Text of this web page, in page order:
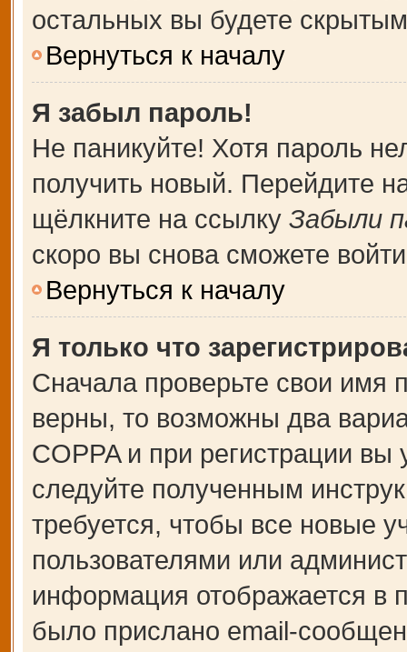
остальных вы будете
Вернуться к началу
Я забыл пароль!
Не паникуйте! Хотя пароль
получить новый. Перейдите
щёлкните на ссылку Забыли
скоро вы снова сможете
Вернуться к началу
Я только что
Сначала проверьте свои имя
верны, то возможны два
COPPA и при регистрации вы
следуйте полученным
требуется, чтобы все новые
пользователями или
информация отображается в
было прислано email-